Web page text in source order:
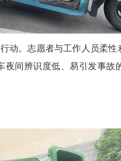
动。志愿者与工作人员柔
间辨识度低、易引发事故